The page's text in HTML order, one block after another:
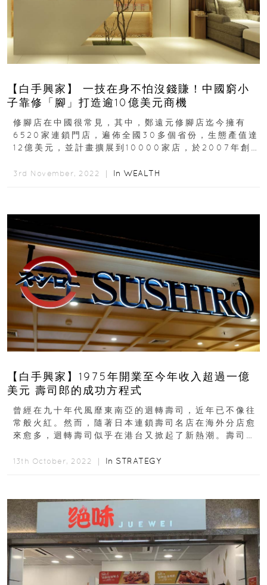
【白手興家】 一技在身不怕沒錢賺！中國窮小
子靠修「腳」打造逾10億美元商機
修腳店在中國很常見，其中，鄭遠元修腳店迄今擁有
6520家連鎖門店，遍佈全國30多個省份，生態產值達
12億美元，並計畫擴展到10000家店，於2007年創
3rd November, 2022 ｜ In WEALTH
【白手興家】1975年開業至今年收入超過一億
美元 壽司郎的成功方程式
曾經在九十年代風靡東南亞的迴轉壽司，近年已不像往
常般火紅。然而，隨著日本連鎖壽司名店在海外分店愈
來愈多，迴轉壽司似乎在港台又掀起了新熱潮。壽司郎
13th October, 2022 ｜ In STRATEGY